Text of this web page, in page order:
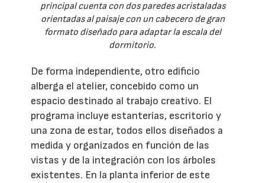
principal cuenta con dos paredes acristaladas
orientadas al paisaje con un cabecero de gran
formato diseñado para adaptar la escala del
dormitorio.
De forma independiente, otro edificio
alberga el atelier, concebido como un
espacio destinado al trabajo creativo. El
programa incluye estanterías, escritorio y
una zona de estar, todos ellos diseñados a
medida y organizados en función de las
vistas y de la integración con los árboles
existentes. En la planta inferior de este